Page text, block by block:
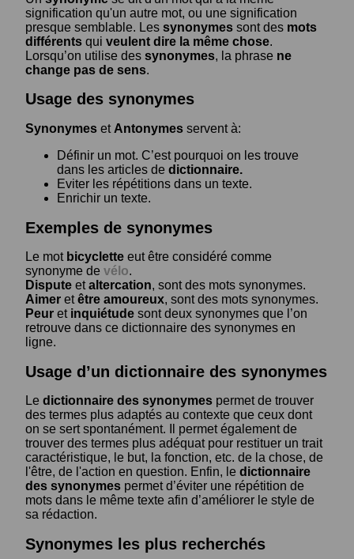
signification qu'un autre mot, ou une signification
presque semblable. Les synonymes sont des mots
différents qui veulent dire la même chose.
Lorsqu’on utilise des synonymes, la phrase ne
change pas de sens.
Usage des synonymes
Synonymes et Antonymes servent à:
Définir un mot. C’est pourquoi on les trouve
dans les articles de dictionnaire.
Eviter les répétitions dans un texte.
Enrichir un texte.
Exemples de synonymes
Le mot bicyclette eut être considéré comme
synonyme de vélo.
Dispute etaltercation, sont des mots synonymes.
Aimer etêtre amoureux, sont des mots synonymes.
Peur et inquiétude sont deux synonymes que l’on
retrouve dans ce dictionnaire des synonymes en
ligne.
Usage d’un dictionnaire des synonymes
Le dictionnaire des synonymes permet de trouver
des termes plus adaptés au contexte que ceux dont
on se sert spontanément. Il permet également de
trouver des termes plus adéquat pour restituer un trait
caractéristique, le but, la fonction, etc. de la chose, de
l'être, de l'action en question. Enfin, le dictionnaire
des synonymes permet d’éviter une répétition de
mots dans le même texte afin d’améliorer le style de
sa rédaction.
Synonymes les plus recherchés